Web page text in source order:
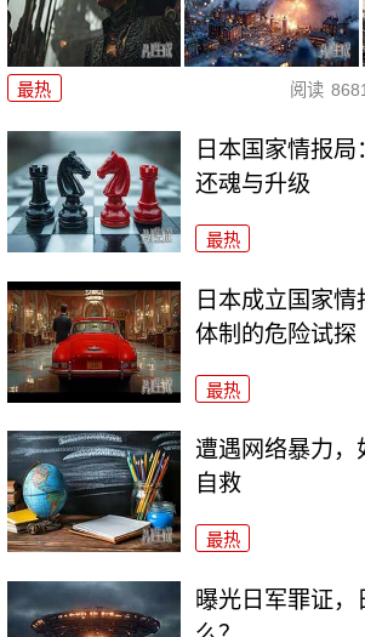
最热 阅读 8681
日本国家情报
还魂与升级
最热
日本成立国家
体制的危险试探
最热
遭遇网络暴力，
自救
最热
曝光日军罪证